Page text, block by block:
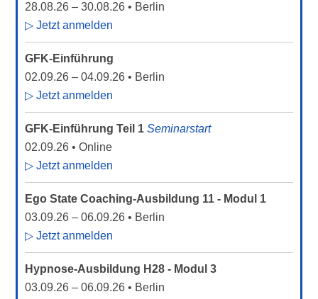
28.08.26 – 30.08.26 • Berlin
▷ Jetzt anmelden
GFK-Einführung
02.09.26 – 04.09.26 • Berlin
▷ Jetzt anmelden
GFK-Einführung Teil 1 Seminarstart
02.09.26 • Online
▷ Jetzt anmelden
Ego State Coaching-Ausbildung 11 - Modul 1
03.09.26 – 06.09.26 • Berlin
▷ Jetzt anmelden
Hypnose-Ausbildung H28 - Modul 3
03.09.26 – 06.09.26 • Berlin